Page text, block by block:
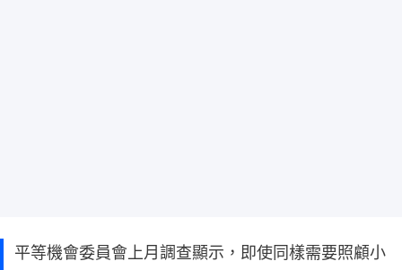
平等機會委員會上月調查顯示，即使同樣需要照顧小